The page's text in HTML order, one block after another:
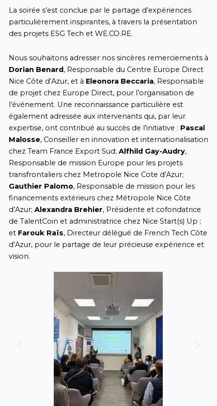
La soirée s’est conclue par le partage d’expériences
particulièrement inspirantes, à travers la présentation
des projets ESG Tech et WE.CO.RE.
Nous souhaitons adresser nos sincères remerciements à
Dorian Benard, Responsable du Centre Europe Direct
Nice Côte d’Azur, et à Eleonora Beccaria, Responsable
de projet chez Europe Direct, pour l’organisation de
l’événement. Une reconnaissance particulière est
également adressée aux intervenants qui, par leur
expertise, ont contribué au succès de l’initiative : Pascal
Malosse, Conseiller en innovation et internationalisation
chez Team France Export Sud; Alfhild Gay-Audry,
Responsable de mission Europe pour les projets
transfrontaliers chez Metropole Nice Cote d’Azur;
Gauthier Palomo, Responsable de mission pour les
financements extérieurs chez Métropole Nice Côte
d’Azur; Alexandra Brehier, Présidente et cofondatrice
de TalentCoin et administratrice chez Nice Start(s) Up ;
et Farouk Raïs, Directeur délégué de French Tech Côte
d’Azur, pour le partage de leur précieuse expérience et
vision.